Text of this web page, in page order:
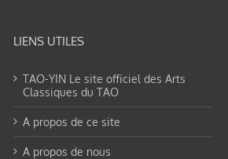
LIENS UTILES
TAO-YIN Le site officiel des Arts
Classiques du TAO
A propos de ce site
A propos de nous